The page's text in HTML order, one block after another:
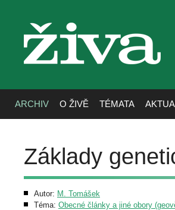
živa
ARCHIV O ŽIVĚ TÉMATA
Základy
Autor: M. Tomášek
Téma: Obecné články a jiné obory